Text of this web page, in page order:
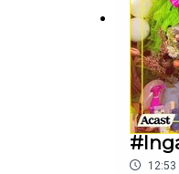
12:53